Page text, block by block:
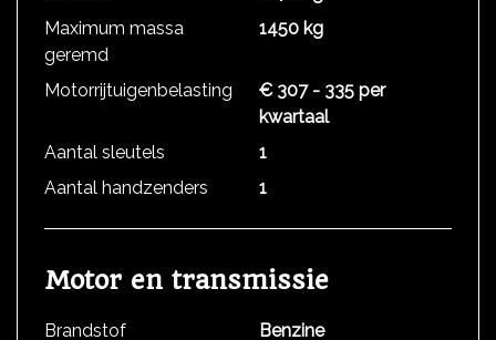
Maximum massa
geremd
1450 kg
Motorrijtuigenbelasting
€ 307 - 335 per
kwartaal
Aantal sleutels
1
Aantal handzenders
1
Motor en transmissie
Brandstof
Benzine